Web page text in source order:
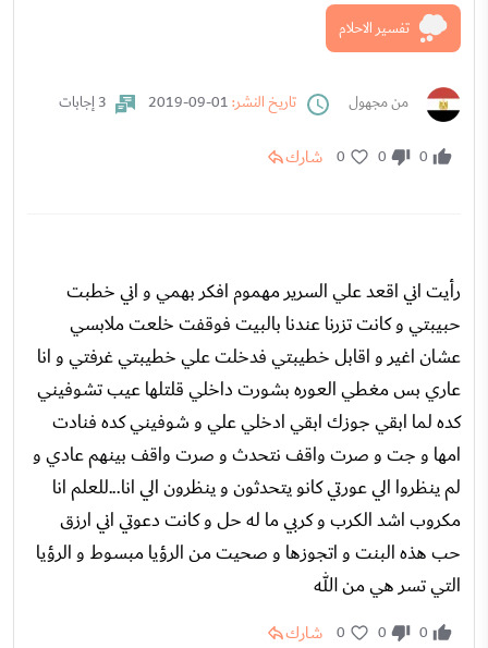
تفسير الاحلام
من مجهول تاريخ النشر: 3 إجابات
0
0
0 شارك
رأيت اني اقعد علي السرير مهموم افكر بهمي و اني خطبت
حبيبتي و كانت تزرنا عندنا بالبيت فوقفت خلعت ملابسي
عشان اغير و اقابل خطيبتي فدخلت علي خطيبتي غرفتي و انا
عاري بس مغطي العوره بشورت داخلي قلتلها عيب تشوفيني
كده لما ابقي جوزك ابقي ادخلي علي و شوفيني كده فنادت
امها و جت و صرت واقف نتحدث و صرت واقف بينهم عادي و
لم ينظروا الي عورتي كانو يتحدثون و ينظرون الي انا...للعلم انا
مكروب اشد الكرب و كربي ما له حل و كانت دعوتي اني ارزق
حب هذه البنت و اتجوزها و صحيت من الرؤيا مبسوط و الرؤيا
التي تسر هي من الله
0
0
0 شارك